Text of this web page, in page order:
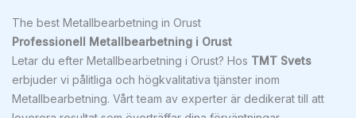
The best Metallbearbetning in Orust
Professionell Metallbearbetning i Orust
Letar du efter Metallbearbetning i Orust? Hos TMT Svets
erbjuder vi pålitliga och högkvalitativa tjänster inom
Metallbearbetning. Vårt team av experter är dedikerat till att